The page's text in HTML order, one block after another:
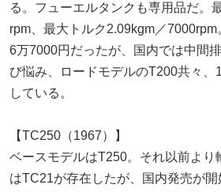
る。フューエルタンクも専用品だ。
rpm、最大トルク2.09kgm／
6万7000円だったが、国内では中間
び悩み、ロードモデルのT200共々、
している。
【TC250（1967）】
ベースモデルはT250。それ以前より
はTC21が存在したが、国内発売が